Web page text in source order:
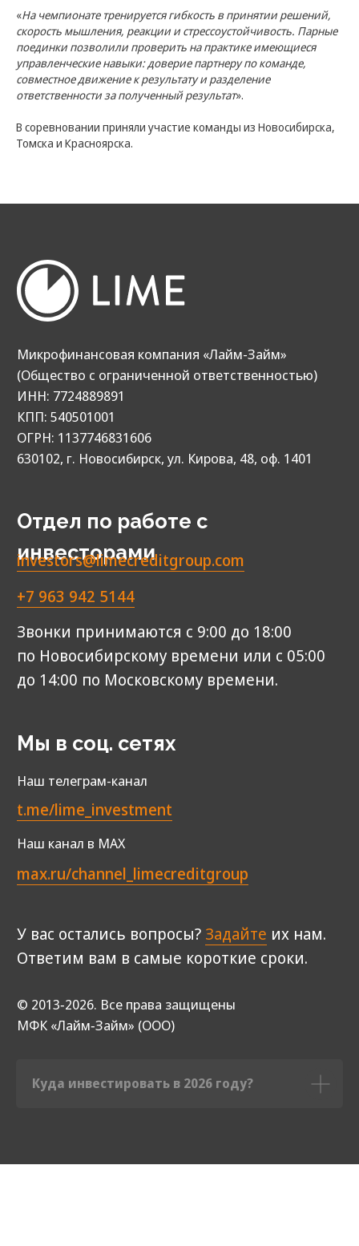
«На чемпионате тренируется гибкость в принятии решений,
скорость мышления, реакции и стрессоустойчивость. Парные
поединки позволили проверить на практике имеющиеся
управленческие навыки: доверие партнеру по команде,
совместное движение к результату и разделение
ответственности за полученный результат».
В соревновании приняли участие команды из Новосибирска,
Томска и Красноярска.
Отдел по работе с
инвесторами
Звонки принимаются с 9:00 до 18:00
по Новосибирскому времени или с 05:00
до 14:00 по Московскому времени.
У вас остались вопросы?Задайте
Ответим вам в самые короткие сроки.
+7 963 942 5144
investors@limecreditgroup.com
max.ru/channel_limecreditgroup
© 2013‑2026. Все права защищены
МФК «Лайм‑Займ» (ООО)
Куда инвестировать в 2026 году?